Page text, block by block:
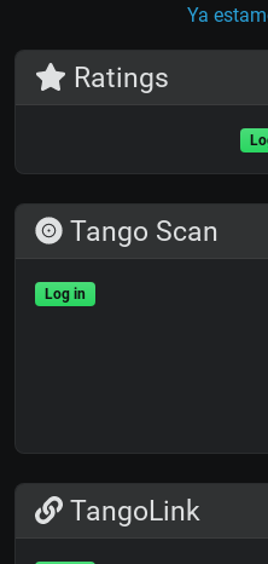
Ya
Ratings
Tango Scan
Log in
TangoLink